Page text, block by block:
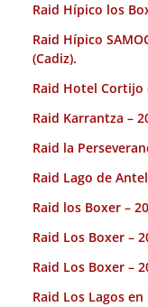
Raid Hípico los
Raid Hípico
(Cadiz).
Raid Hotel Cortijo
Raid Karrantza –
Raid la
Raid Lago de
Raid los Boxer –
Raid Los Boxer –
Raid Los Boxer –
Raid Los Lagos en